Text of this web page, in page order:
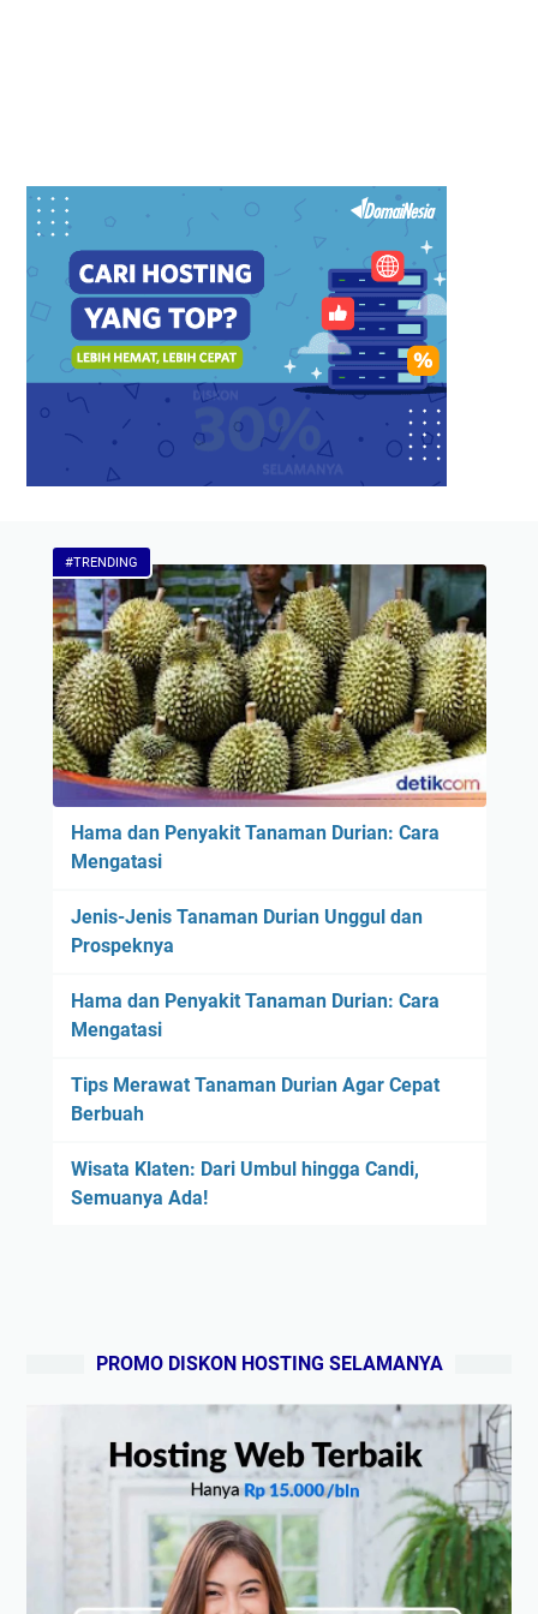
#TRENDING
Hama dan Penyakit Tanaman Durian: Cara
Mengatasi
Jenis-Jenis Tanaman Durian Unggul dan
Prospeknya
Hama dan Penyakit Tanaman Durian: Cara
Mengatasi
Tips Merawat Tanaman Durian Agar Cepat
Berbuah
Wisata Klaten: Dari Umbul hingga Candi,
Semuanya Ada!
PROMO DISKON HOSTING SELAMANYA